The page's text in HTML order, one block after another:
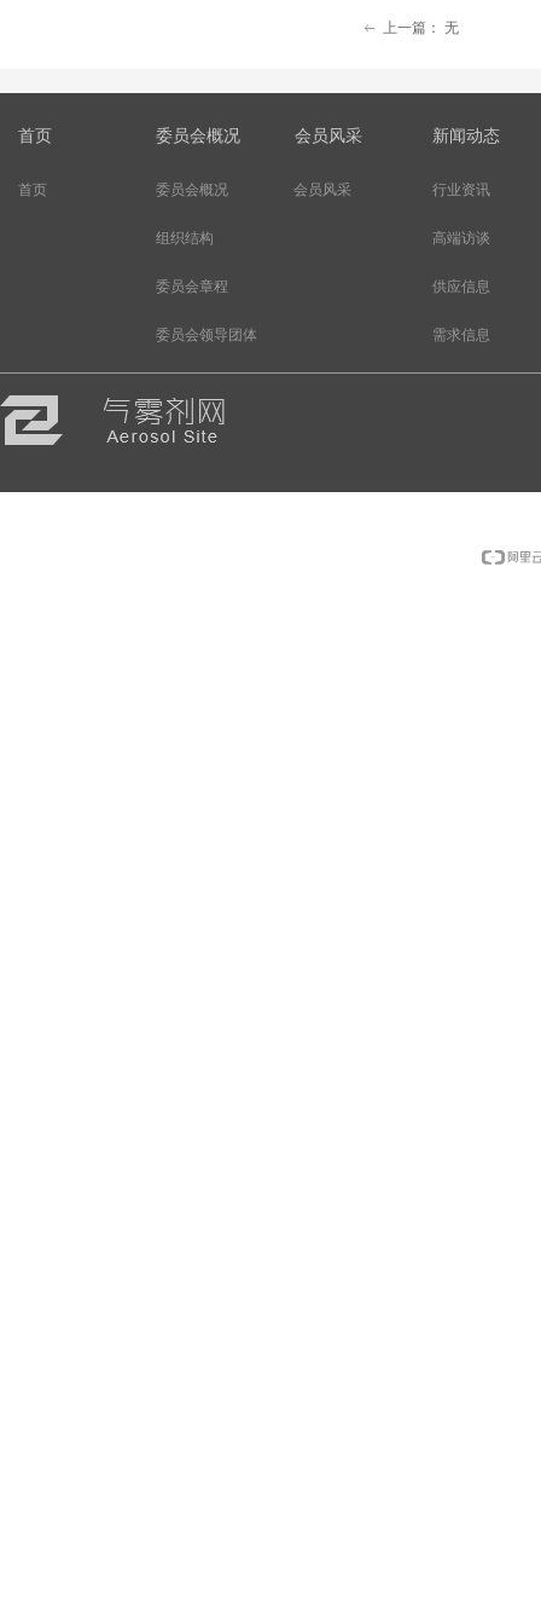
ꂃ 上一篇： 无
委员会概况
组织结构
委员会章程
委员会领导团体
行业资讯
高端访谈
供应信息
需求信息
会员风采
首页
首页 委员会概况 会员风采 新闻动态